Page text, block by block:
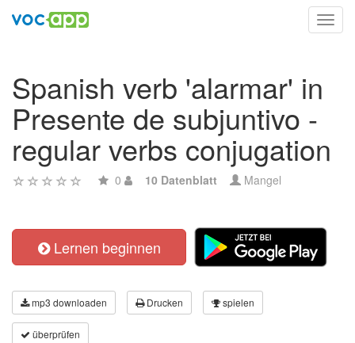
Spanish verb 'alarmar' in
Presente de subjuntivo -
regular verbs conjugation
0 10 Datenblatt Mangel
Lernen beginnen
mp3 downloaden Drucken spielen
überprüfen